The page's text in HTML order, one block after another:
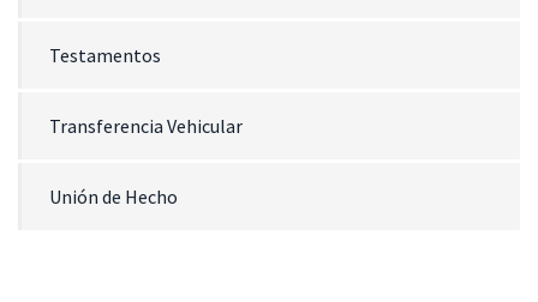
Testamentos
Transferencia Vehicular
Unión de Hecho